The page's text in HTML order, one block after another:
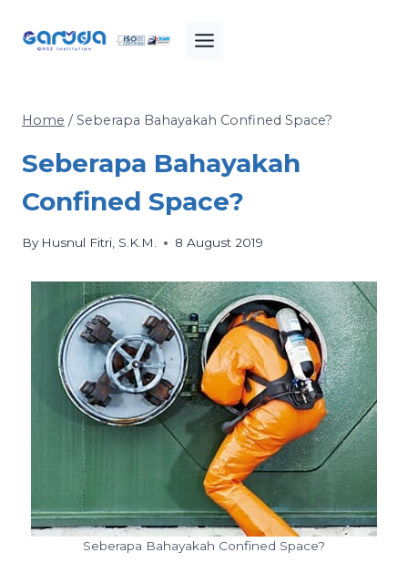
Home / Seberapa Bahayakah Confined Space?
Seberapa Bahayakah
Confined Space?
By Husnul Fitri, S.K.M. 8 August 2019
Seberapa Bahayakah Confined Space?